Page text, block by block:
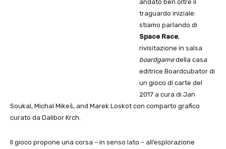
andato ben oltre il
traguardo iniziale:
stiamo parlando di
Space Race,
rivisitazione in salsa
boardgamedella casa
editrice Boardcubator di
un gioco di carte del
2017 a cura di Jan
Soukal, Michal Mikeš, and Marek Loskot con comparto grafico
curato da Dalibor Krch.
Il gioco propone una corsa – in senso lato – all’esplorazione